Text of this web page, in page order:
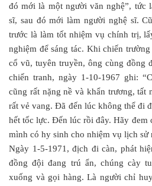
đó mới là một người văn nghệ”, tức
sĩ, sau đó mới làm người nghệ sĩ.
trước là làm tốt nhiệm vụ chính trị,
nghiệm để sáng tác. Khi chiến
cổ vũ, tuyên truyền, ông cùng đồng
chiến tranh, ngày 1-10-1967 ghi:
cũng rất nặng nề và khẩn trương, tất
rất vẻ vang. Đã đến lúc không thể đi
hết tốc lực. Đến lúc rồi đây. Hãy đem
mình có hy sinh cho nhiệm vụ lịch sử
Ngày 1-5-1971, địch đi càn, phát
đồng đội đang trú ẩn, chúng cày
xuống và gọi hàng. Là người chỉ